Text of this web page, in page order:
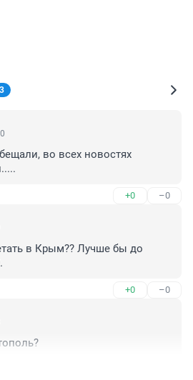
3
во всех новостях
+0 –0
в Крым?? Лучше бы до
+0 –0